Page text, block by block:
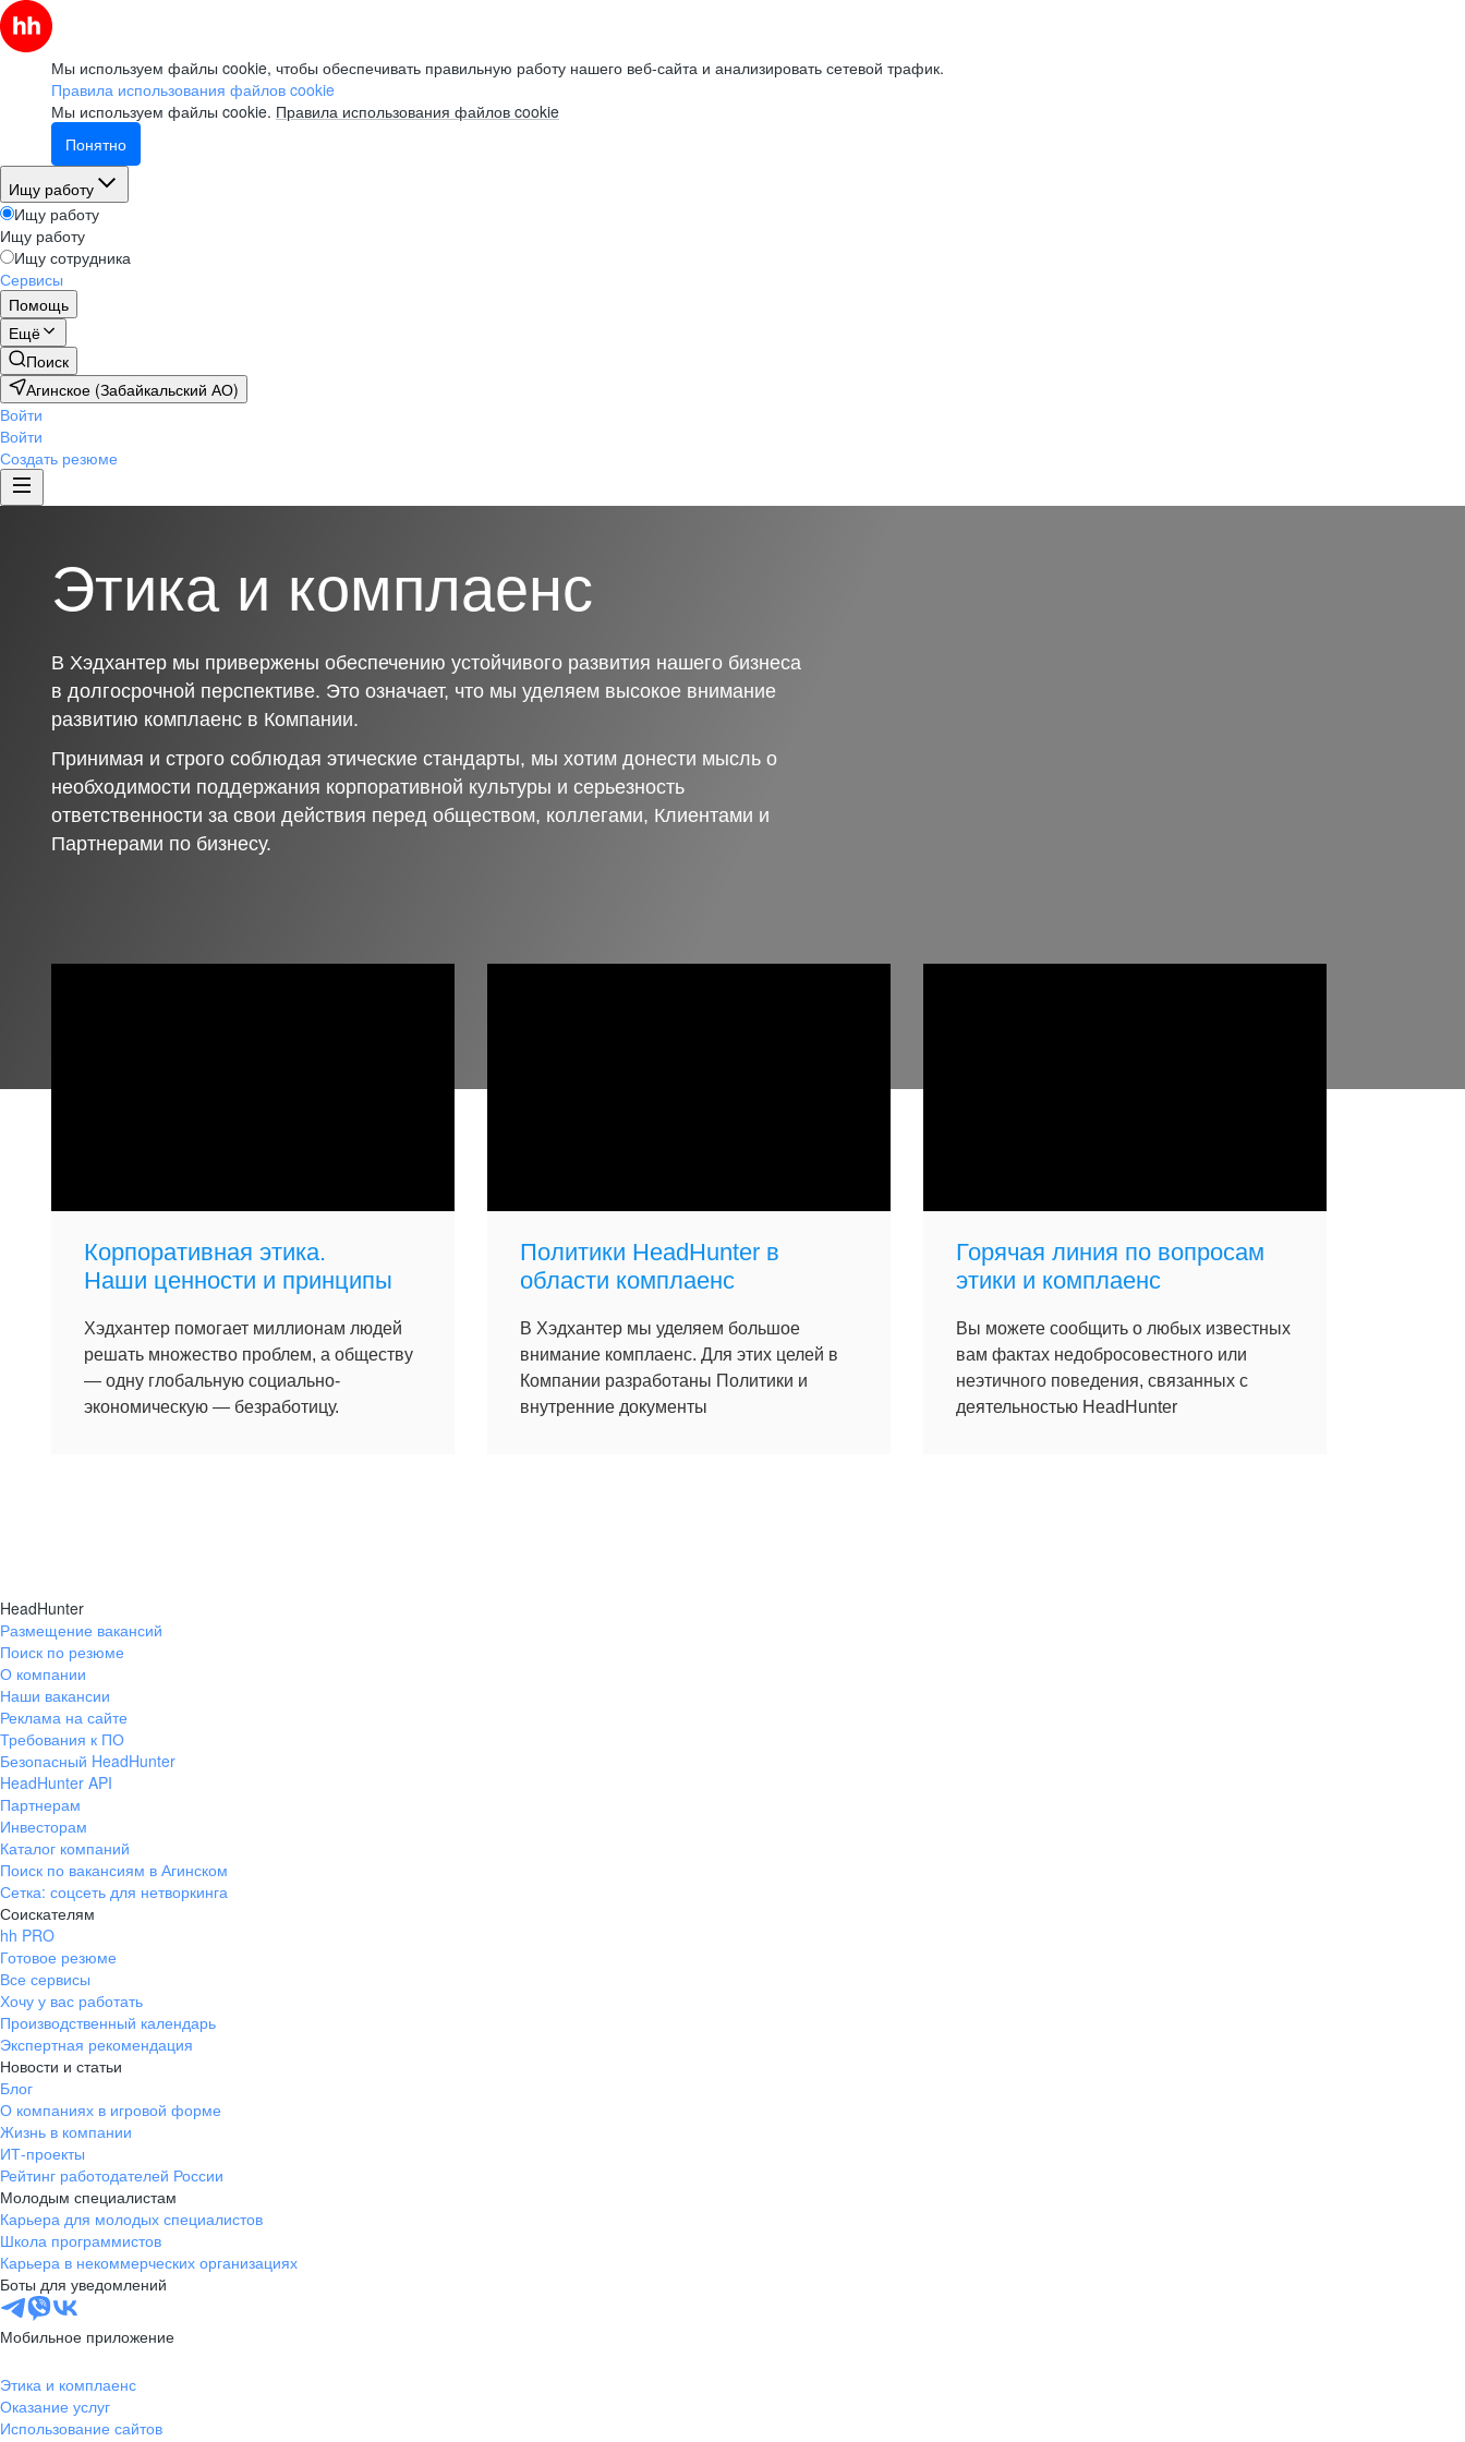
Мы используем файлы cookie, чтобы обеспечивать правильную работу нашего веб-сайта и анализировать сетевой трафик.
Правила использования файлов cookie
Мы используем файлы cookie. Правила использования файлов cookie
Понятно
Ищу работу
Ищу работу
Ищу работу
Ищу сотрудника
Сервисы
Помощь
Ещё
Поиск
Агинское (Забайкальский АО)
Войти
Войти
Создать резюме
Этика и комплаенс
В Хэдхантер мы привержены обеспечению устойчивого развития нашего бизнеса
в долгосрочной перспективе. Это означает, что мы уделяем высокое внимание
развитию комплаенс в Компании.
Принимая и строго соблюдая этические стандарты, мы хотим донести мысль о
необходимости поддержания корпоративной культуры и серьезность
ответственности за свои действия перед обществом, коллегами, Клиентами и
Партнерами по бизнесу.
Корпоративная этика.
Наши ценности и принципы
Хэдхантер помогает миллионам людей
решать множество проблем, а обществу
— одну глобальную социально-
экономическую — безработицу.
Политики HeadHunter в
области комплаенс
В Хэдхантер мы уделяем большое
внимание комплаенс. Для этих целей в
Компании разработаны Политики и
внутренние документы
Горячая линия по вопросам
этики и комплаенс
Вы можете сообщить о любых известных
вам фактах недобросовестного или
неэтичного поведения, связанных с
деятельностью HeadHunter
HeadHunter
Размещение вакансий
Поиск по резюме
О компании
Наши вакансии
Реклама на сайте
Требования к ПО
Безопасный HeadHunter
HeadHunter API
Партнерам
Инвесторам
Каталог компаний
Поиск по вакансиям в Агинском
Сетка: соцсеть для нетворкинга
Соискателям
hh PRO
Готовое резюме
Все сервисы
Хочу у вас работать
Производственный календарь
Экспертная рекомендация
Новости и статьи
Блог
О компаниях в игровой форме
Жизнь в компании
ИТ-проекты
Рейтинг работодателей России
Молодым специалистам
Карьера для молодых специалистов
Школа программистов
Карьера в некоммерческих организациях
Боты для уведомлений
Мобильное приложение
Этика и комплаенс
Оказание услуг
Использование сайтов